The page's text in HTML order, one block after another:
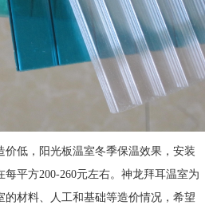
价低，阳光板温室冬季保温效果，安装
平方200-260元左右。神龙拜耳温室为
的材料、人工和基础等造价情况，希望